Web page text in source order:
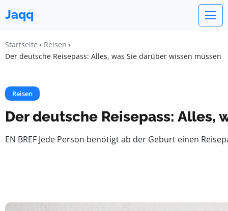
Jaqq
Startseite
Reisen
Der deutsche Reisepass: Alles, was Sie darüber wissen müssen
Reisen
Der deutsche Reisepass: Alles,
EN BREF Jede Person benötigt ab der Geburt einen